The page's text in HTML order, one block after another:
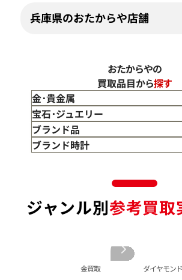
兵庫県のおたからや店舗
おたからやの
買取品目から探す
金･貴金属
金 買取
金のインゴット 買取
金のアクセサリー 買取
金のブレスレット 買取
金のブローチ 買取
宝石･ジュエリー
宝石･ジュエリー買取
ダイヤモンド 買取
オパール 買取
パライバトルマリン 買取
パール 買取
ブランド品
バッグ･小物 買取
ルイ･ヴィトン 買取
カルティエ 買取
ハリー･ウィンストン 買取
ヴァンクリーフ&
ブランド時計
フィリップ 買取
シャネル 買取
ジャンル別参考買取
金買取 ダイヤモン